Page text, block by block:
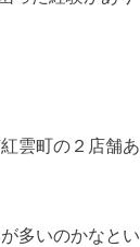
雲町の２店舗あ
多いのかなとい